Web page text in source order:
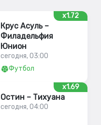
x1.72
Крус Асуль –
Филадельфия
Юнион
сегодня, 03:00
Футбол
x1.69
Остин – Тихуана
сегодня, 04:00